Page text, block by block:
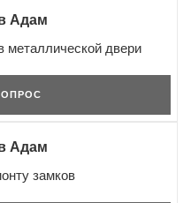
Адам
металлической двери
Адам
замков